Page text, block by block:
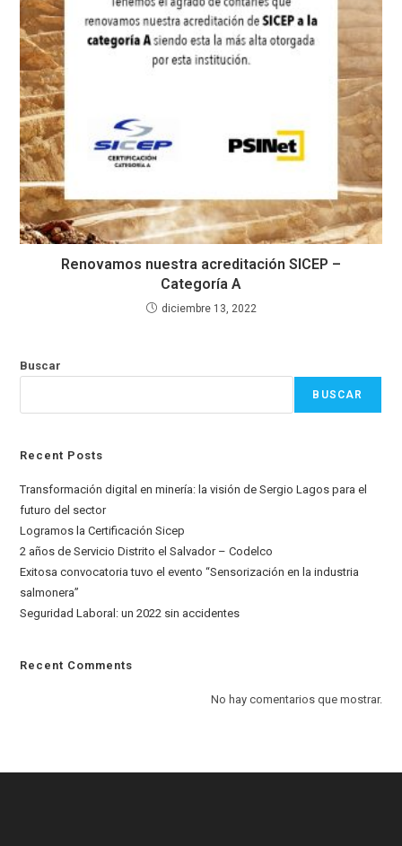
Renovamos nuestra acreditación SICEP –
Categoría A
diciembre 13, 2022
Buscar
BUSCAR
Recent Posts
Transformación digital en minería: la visión de Sergio Lagos para el
futuro del sector
Logramos la Certificación Sicep
2 años de Servicio Distrito el Salvador – Codelco
Exitosa convocatoria tuvo el evento “Sensorización en la industria
salmonera”
Seguridad Laboral: un 2022 sin accidentes
Recent Comments
No hay comentarios que mostrar.